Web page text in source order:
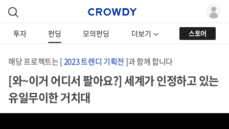
투자 펀딩 모의펀딩 더보기 스토어
해당 프로젝트는[ 2023 트렌디 기획전 ]과 함께 합니다
[와~이거 어디서 팔아요?] 세계가 인정하고 있는
유일무이한 거치대